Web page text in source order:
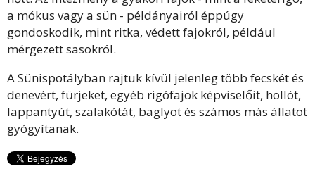
a mókus vagy a sün - példányairól éppúgy
gondoskodik, mint ritka, védett fajokról, például
mérgezett sasokról.
A Sünispotályban rajtuk kívül jelenleg több fecskét és
denevért, fürjeket, egyéb rigófajok képviselőit, hollót,
lappantyút, szalakótát, baglyot és számos más állatot
gyógyítanak.